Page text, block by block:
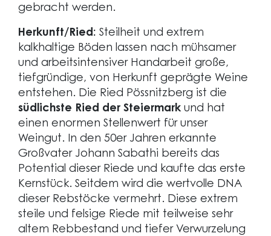
gebracht werden.
Herkunft/Ried: Steilheit und extrem
kalkhaltige Böden lassen nach mühsamer
und arbeitsintensiver Handarbeit große,
tiefgründige, von Herkunft geprägte Weine
entstehen. Die Ried Pössnitzberg ist die
südlichste Ried der Steiermarkund hat
einen enormen Stellenwert für unser
Weingut. In den 50er Jahren erkannte
Großvater Johann Sabathi bereits das
Potential dieser Riede und kaufte das erste
Kernstück. Seitdem wird die wertvolle DNA
dieser Rebstöcke vermehrt. Diese extrem
steile und felsige Riede mit teilweise sehr
altem Rebbestand und tiefer Verwurzelung